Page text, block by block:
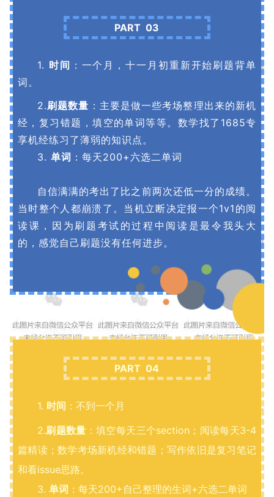
PART 03
1. 时间 ：一个月，十一月初重新开始刷题背单
词。
2.刷题数量 ：主要是做一些考场整理出来的新机
经，复习错题，填空的单词等等。数学找了1685专
享机经练习了薄弱的知识点。
3. 单词 ：每天200+六选二单词
自信满满的考出了比之前两次还低一分的成绩。
当时整个人都崩溃了。当机立断决定报一个1v1的阅
读课，因为刷题考试的过程中阅读是最令我头大
的，感觉自己刷题没有任何进步。
PART 04
1. 时间 ：不到一个月
2.刷题数量 ：填空每天三个section；阅读每天3-4
篇精读；数学考场新机经和错题；写作依旧是复习笔记
和看issue思路。
3. 单词 ：每天200+自己整理的生词+六选二单词